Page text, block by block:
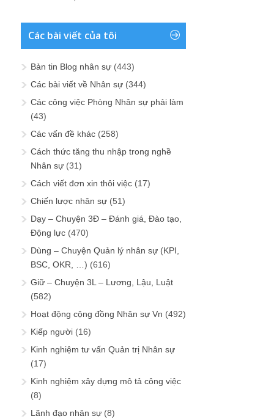
Các bài viết của tôi
Bản tin Blog nhân sự (443)
Các bài viết về Nhân sự (344)
Các công việc Phòng Nhân sự phải làm
(43)
Các vấn đề khác (258)
Cách thức tăng thu nhập trong nghề
Nhân sự (31)
Cách viết đơn xin thôi việc (17)
Chiến lược nhân sự (51)
Dạy – Chuyện 3Đ – Đánh giá, Đào tạo,
Động lực (470)
Dùng – Chuyện Quản lý nhân sự (KPI,
BSC, OKR, …) (616)
Giữ – Chuyện 3L – Lương, Lậu, Luật
(582)
Hoạt động cộng đồng Nhân sự Vn (492)
Kiếp người (16)
Kinh nghiệm tư vấn Quản trị Nhân sự
(17)
Kinh nghiệm xây dựng mô tả công việc
(8)
Lãnh đạo nhân sự (8)